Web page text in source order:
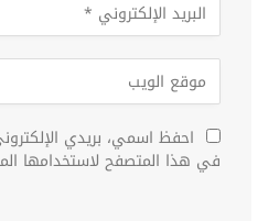
احفظ اسمي، بريدي
في هذا المتصفح لاستخدامها